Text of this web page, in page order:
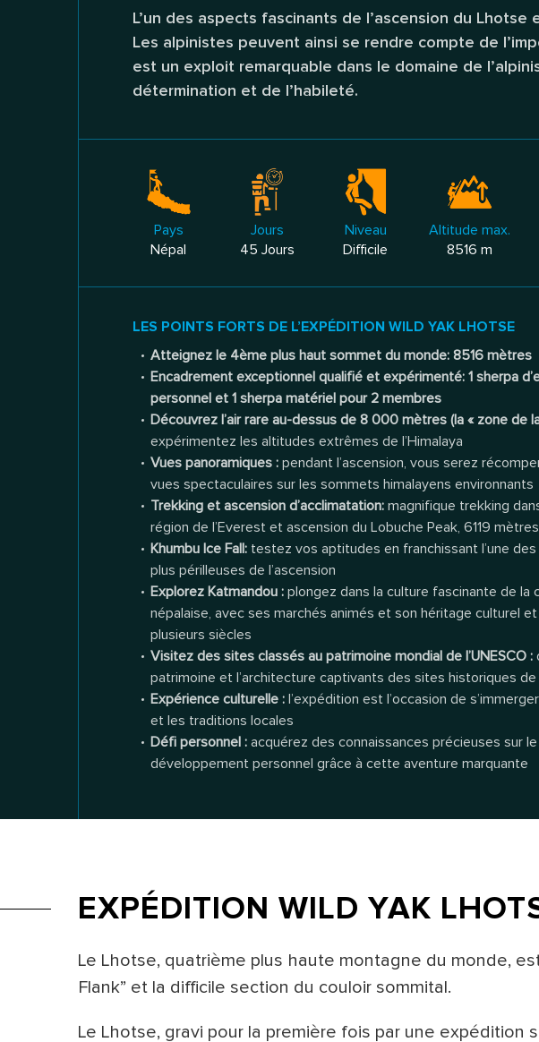
L’un des aspects fascinants de l’ascension du
Les alpinistes peuvent ainsi se rendre compte de
est un exploit remarquable dans le domaine de
détermination et de l’habileté.
Pays
Népal
Jours
45 Jours
Niveau
Difficile
Altitude max.
8516 m
LES POINTS FORTS DE L’EXPÉDITION WILD YAK LHOTSE
Atteignez le 4ème plus haut sommet du monde: 8516 mètres
Encadrement exceptionnel qualifié et expérimenté: 1 sherpa
personnel et 1 sherpa matériel pour 2 membres
Découvrez l’air rare au-dessus de 8 000 mètres (la « zone de
expérimentez les altitudes extrêmes de l’Himalaya
Vues panoramiques : pendant l’ascension, vous serez
vues spectaculaires sur les sommets himalayens environnants
Trekking et ascension d’acclimatation: magnifique trekking
région de l’Everest et ascension du Lobuche Peak, 6119 mètres
Khumbu Ice Fall: testez vos aptitudes en franchissant l’une
plus périlleuses de l’ascension
Explorez Katmandou : plongez dans la culture fascinante de la
népalaise, avec ses marchés animés et son héritage culturel
plusieurs siècles
Visitez des sites classés au patrimoine mondial de l’UNESCO :
patrimoine et l’architecture captivants des sites historiques de
Expérience culturelle : l’expédition est l’occasion de
et les traditions locales
Défi personnel : acquérez des connaissances précieuses sur le
développement personnel grâce à cette aventure marquante
EXPÉDITION WILD YAK
Le Lhotse, quatrième plus haute montagne du monde,
Flank” et la difficile section du couloir sommital.
Le Lhotse, gravi pour la première fois par une expédition